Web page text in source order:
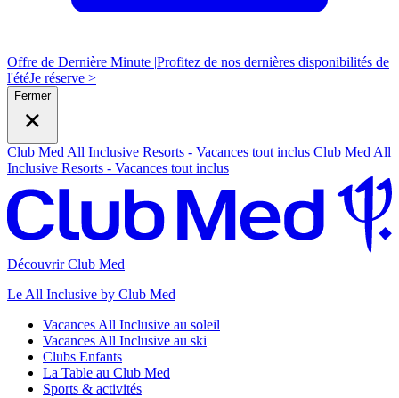
Offre de Dernière Minute |Profitez de nos dernières disponibilités de
l'étéJe réserve >
Fermer
Club Med All Inclusive Resorts - Vacances tout inclus Club Med All
Inclusive Resorts - Vacances tout inclus
Découvrir Club Med
Le All Inclusive by Club Med
Vacances All Inclusive au soleil
Vacances All Inclusive au ski
Clubs Enfants
La Table au Club Med
Sports & activités